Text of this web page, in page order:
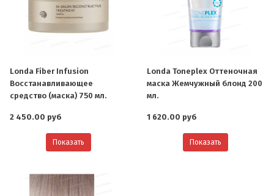
Londa Fiber Infusion
Восстанавливающее
средство (маска) 750 мл.
2 450.00 руб
Показать
Londa Toneplex Оттеночная
маска Жемчужный блонд 200
мл.
1 620.00 руб
Показать